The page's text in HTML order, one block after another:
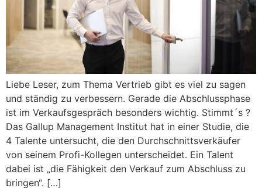
Liebe Leser, zum Thema Vertrieb gibt es viel zu sagen
und ständig zu verbessern. Gerade die Abschlussphase
ist im Verkaufsgespräch besonders wichtig. Stimmt´s ?
Das Gallup Management Institut hat in einer Studie, die
4 Talente untersucht, die den Durchschnittsverkäufer
von seinem Profi-Kollegen unterscheidet. Ein Talent
dabei ist „die Fähigkeit den Verkauf zum Abschluss zu
bringen“. […]